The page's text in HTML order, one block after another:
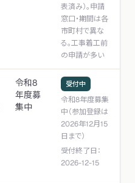
表済み）。申請
窓口・期間は各
市町村で異な
る。工事着工前
の申請が多い
令和8
年度募
集中
受付中
令和8年度募集
中（参加登録は
2026年12月15
日まで）
受付終了日：
2026-12-15